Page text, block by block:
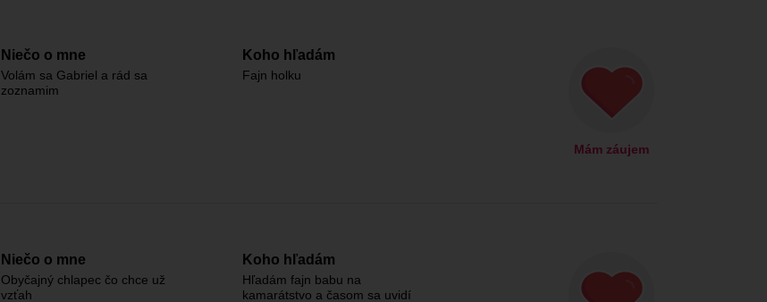
Niečo o mne
Volám sa Gabriel a rád sa
zoznamim
Koho hľadám
Fajn holku
Mám záujem
Niečo o mne
Obyčajný chlapec čo chce už
vzťah
Koho hľadám
Hľadám fajn babu na
kamarátstvo a časom sa uvidí